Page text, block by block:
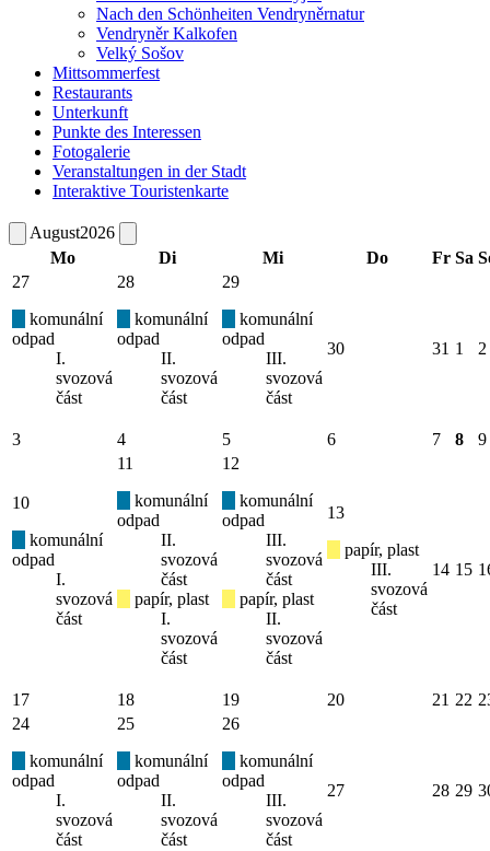
Nach den Schönheiten Vendryněrnatur
Vendryněr Kalkofen
Velký Sošov
Mittsommerfest
Restaurants
Unterkunft
Punkte des Interessen
Fotogalerie
Veranstaltungen in der Stadt
Interaktive Touristenkarte
August2026
Mo
Di Mi Do Fr Sa
27
komunální
odpad
I.
svozová
část
28
komunální
odpad
II.
svozová
část
29
komunální
odpad
III.
svozová
část
30 31 1 2
3 4 5 6 7 8 9
10
komunální
odpad
I.
svozová
část
11
komunální
odpad
II.
svozová
část
papír, plast
I.
svozová
část
12
komunální
odpad
III.
svozová
část
papír, plast
II.
svozová
část
13
papír, plast
III.
svozová
část
14 15
17 18 19 20 21 22
24
komunální
odpad
I.
svozová
část
25
komunální
odpad
II.
svozová
část
26
komunální
odpad
III.
svozová
část
27 28 29